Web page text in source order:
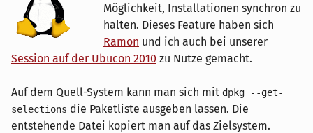
Möglichkeit, Installationen synchron zu
halten. Dieses Feature haben sich
Ramon und ich auch bei unserer
Session auf der Ubucon 2010 zu Nutze gemacht.
Auf dem Quell-System kann man sich mit dpkg --get-
selections die Paketliste ausgeben lassen. Die
entstehende Datei kopiert man auf das Zielsystem.